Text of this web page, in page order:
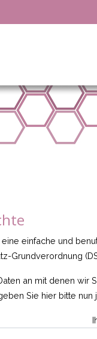
einfache und
Grundverordnung
an mit denen wir
Sie hier bitte